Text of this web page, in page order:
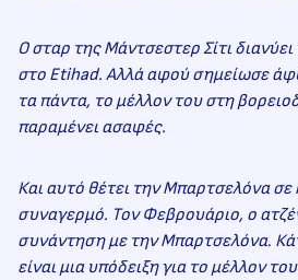
Ο σταρ της Μάντσεστερ Σίτι
στο Etihad. Αλλά αφού σημείωσε
τα πάντα, το μέλλον του στη
παραμένει ασαφές.
Και αυτό θέτει την Μπαρτσελόνα σε
συναγερμό. Τον Φεβρουάριο, ο
συνάντηση με την Μπαρτσελόνα.
είναι μια υπόδειξη για το μέλλον